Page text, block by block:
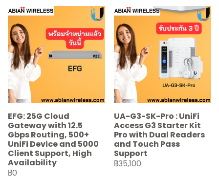
EFG: 25G Cloud
Gateway with 12.5
Gbps Routing, 500+
UniFi Device and 5000
Client Support, High
Availability
฿0
UA-G3-SK-Pro : UniFi
Access G3 Starter Kit
Pro with Dual Readers
and Touch Pass
Support
฿35,100